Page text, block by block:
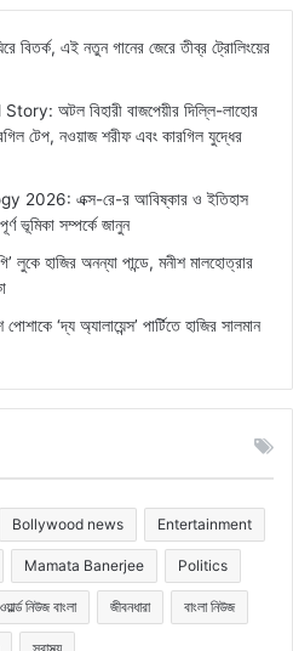
এই নতুন গানের জেরে তীব্র ট্রোলিংয়ের
অটল বিহারী বাজপেয়ীর দিল্লি-লাহোর
টেপ, নওয়াজ শরীফ এবং কারগিল যুদ্ধের
এক্স-রে-র আবিষ্কার ও ইতিহাস
ভূমিকা সম্পর্কে জানুন
হাজির অনন্যা পান্ডে, মনীশ মালহোত্রার
‘দ্য অ্যালায়েন্স’ পার্টিতে হাজির সালমান
Bollywood news Entertainment
Mamata Banerjee Politics
নিউজ বাংলা জীবনধারা বাংলা নিউজ